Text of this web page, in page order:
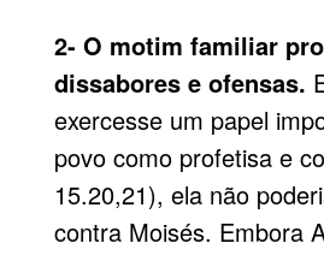
2- O motim familiar
dissabores e ofensas.
exercesse um papel
povo como profetisa e
15.20,21), ela não
contra Moisés. Embora